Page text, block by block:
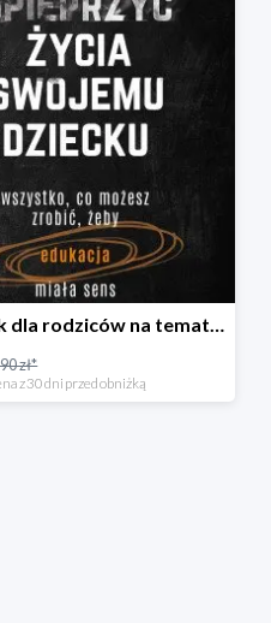
Poradnik dla rodziców na temat edukacji dzieci -35%
zł*
z 30 dni przed obniżką